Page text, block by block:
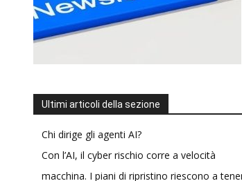
Ultimi articoli della sezione
Chi dirige gli agenti AI?
Con l’AI, il cyber rischio corre a velocità
macchina. I piani di ripristino riescono a